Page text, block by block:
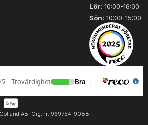
Lör: 10:00-16:00
Sön: 10:00-15:00
AB. Org.nr: 969754-9088.